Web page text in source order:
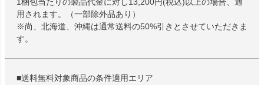
用されます。（一部除外品あり）
※尚、北海道、沖縄は通常送料の50%引きとさせていただきま
す。
■送料無料対象商品の条件適用エリア